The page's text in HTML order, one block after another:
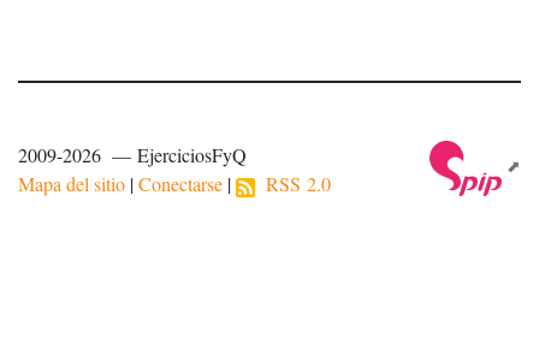
2009-2026 — EjerciciosFyQ
Mapa del sitio |Conectarse | RSS 2.0